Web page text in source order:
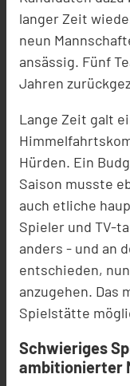
langer Zeit
neun
ansässig. Fünf
Jahren
Lange Zeit galt
Hürden. Ein
Saison musste
auch etliche
Spieler und TV-
anders - und an
entschieden,
anzugehen. Das
Spielstätte
Schwieriges
ambitionierter